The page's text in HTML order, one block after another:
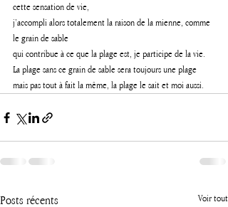
cette sensation de vie,
j’accompli alors totalement la raison de la mienne, comme
le grain de sable
qui contribue à ce que la plage est, je participe de la vie.
La plage sans ce grain de sable sera toujours une plage
mais pas tout à fait la même, la plage le sait et moi aussi.
Posts récents Voir tout